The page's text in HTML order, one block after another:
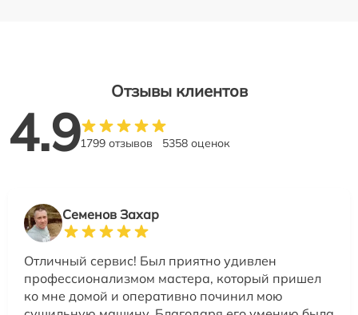
Отзывы клиентов
4.91799 отзывов 5358 оценок
Семенов Захар
Отличный сервис! Был приятно удивлен
профессионализмом мастера, который пришел
ко мне домой и оперативно починил мою